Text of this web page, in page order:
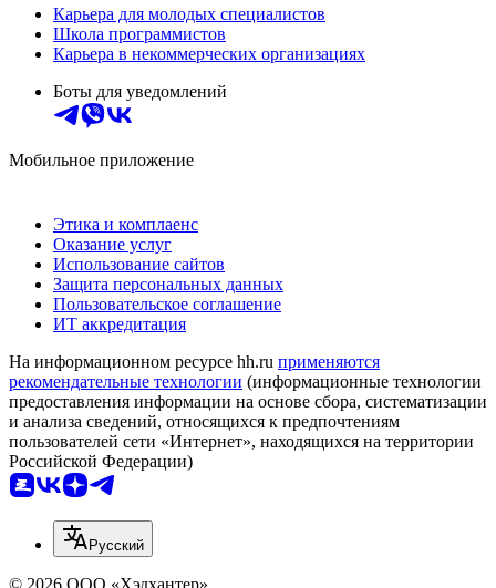
Карьера для молодых специалистов
Школа программистов
Карьера в некоммерческих организациях
Боты для уведомлений
Мобильное приложение
Этика и комплаенс
Оказание услуг
Использование сайтов
Защита персональных данных
Пользовательское соглашение
ИТ аккредитация
На информационном ресурсе hh.ru применяются
рекомендательные технологии (информационные технологии
предоставления информации на основе сбора, систематизации
и анализа сведений, относящихся к предпочтениям
пользователей сети «Интернет», находящихся на территории
Российской Федерации)
Русский
© 2026 ООО «Хэдхантер»